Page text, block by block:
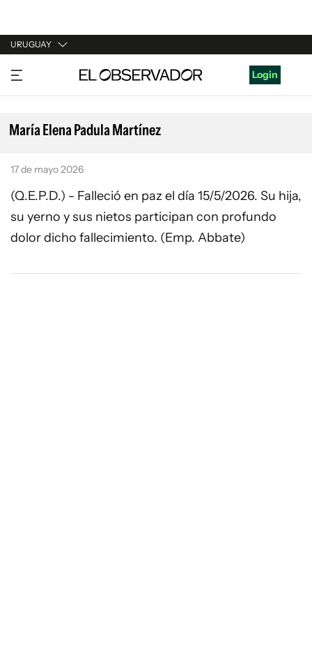
URUGUAY
URUGUAY
ARGENTINA
ESPAÑA
Login
María Elena Padula Martínez
17 de mayo 2026
(Q.E.P.D.) - Falleció en paz el día 15/5/2026. Su hija,
su yerno y sus nietos participan con profundo
dolor dicho fallecimiento. (Emp. Abbate)